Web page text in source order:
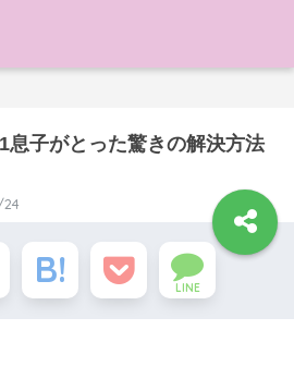
息子がとった驚きの解決方法
LINE